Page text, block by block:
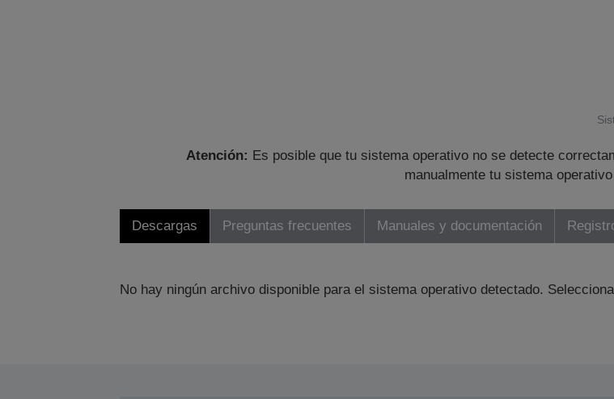
Atención: Es posible que tu sistema operativo no se detecte
manualmente tu sistema
Descargas Preguntas frecuentes Manuales y documentación
No hay ningún archivo disponible para el sistema operativo detectado.